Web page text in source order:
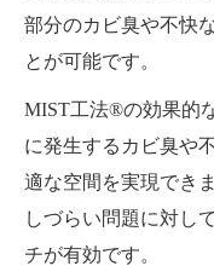
部分のカビ臭や不快
とが可能です。
MIST工法®の効果的
に発生するカビ臭や
適な空間を実現でき
しづらい問題に対し
チが有効です。